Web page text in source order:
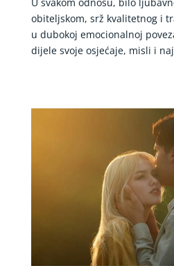
U svakom odnosu, bilo
obiteljskom, srž kvalitetnog i
u dubokoj emocionalnoj
dijele svoje osjećaje, misli i